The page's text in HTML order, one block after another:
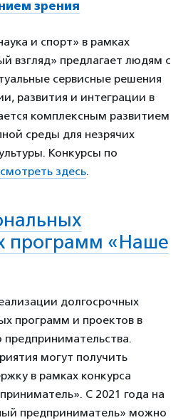
зрения
и спорт» в рамках
взгляд» предлагает людям с
сервисные решения
развития и интеграции в
комплексным развитием
среды для незрячих
Конкурсы по
смотреть здесь.
программ «Наше
долгосрочных
программ и проектов в
предпринимательства.
могут получить
в рамках конкурса
С 2021 года на
предприниматель» можно